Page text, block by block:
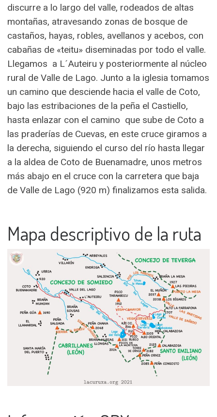
discurre a lo largo del valle, rodeados de altas
montañas, atravesando zonas de bosque de
castaños, hayas, robles, avellanos y acebos, con
cabañas de «teitu» diseminadas por todo el valle.
Llegamos a L´Auteiru y posteriormente al núcleo
rural de Valle de Lago. Junto a la iglesia tomamos
un camino que desciende hacia el valle de Coto,
bajo las estribaciones de la peña el Castiello,
hasta enlazar con el camino que sube de Coto a
las praderías de Cuevas, en este cruce giramos a
la derecha, siguiendo el curso del río hasta llegar
a la aldea de Coto de Buenamadre, unos metros
más abajo en el cruce con la carretera que baja
de Valle de Lago (920 m) finalizamos esta salida.
Mapa descriptivo de la ruta